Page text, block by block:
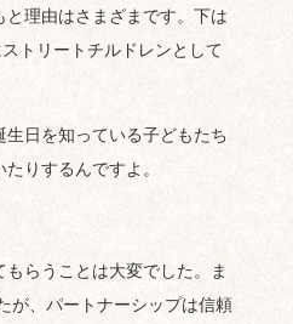
理由はさまざまです。下は
トリートチルドレンとして
日を知っている子どもたち
りするんですよ。
らうことは大変でした。ま
が、パートナーシップは信頼